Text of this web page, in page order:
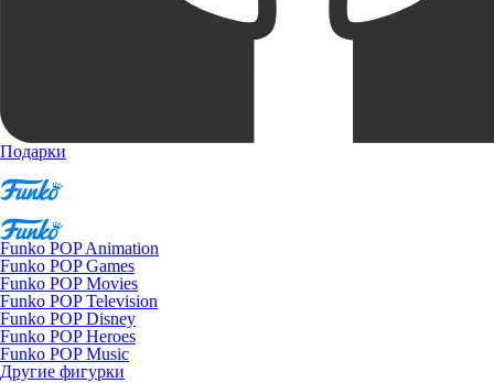
Подарки
Funko POP Animation
Funko POP Games
Funko POP Movies
Funko POP Television
Funko POP Disney
Funko POP Heroes
Funko POP Music
Другие фигурки